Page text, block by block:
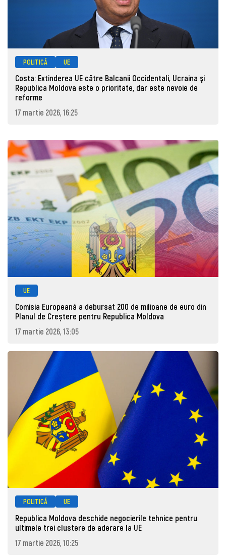
POLITICĂ UE
Costa: Extinderea UE către Balcanii Occidentali, Ucraina şi
Republica Moldova este o prioritate, dar este nevoie de
reforme
17 martie 2026, 16:25
UE
Comisia Europeană a debursat 200 de milioane de euro din
Planul de Creștere pentru Republica Moldova
17 martie 2026, 13:05
POLITICĂ UE
Republica Moldova deschide negocierile tehnice pentru
ultimele trei clustere de aderare la UE
17 martie 2026, 10:25